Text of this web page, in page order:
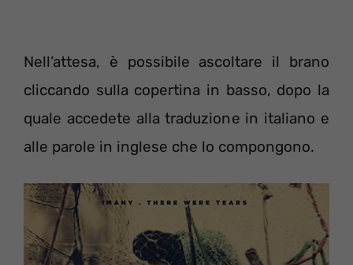
Nell’attesa, è possibile ascoltare il brano
cliccando sulla copertina in basso, dopo la
quale accedete alla traduzione in italiano e
alle parole in inglese che lo compongono.